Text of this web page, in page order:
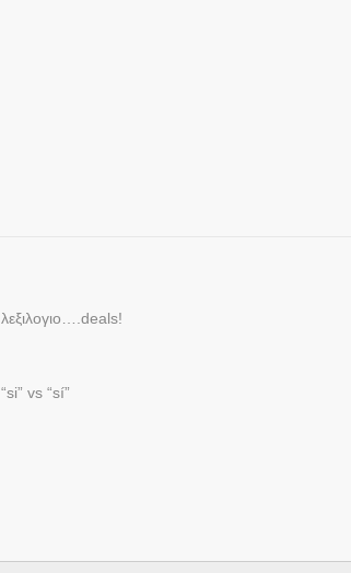
λεξιλογιο….deals!
“si” vs “sí”